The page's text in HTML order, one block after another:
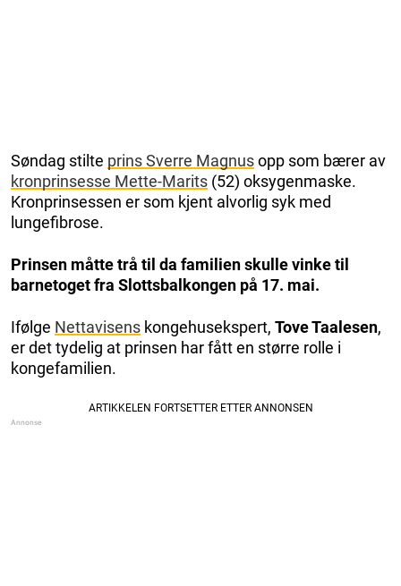
Søndag stilte prins Sverre Magnusopp som bærer av
kronprinsesse Mette-Marits (52) oksygenmaske.
Kronprinsessen er som kjent alvorlig syk med
lungefibrose.
Prinsen måtte trå til da familien skulle vinke til
barnetoget fra Slottsbalkongen på 17. mai.
Ifølge Nettavisens kongehusekspert, Tove Taalesen,
er det tydelig at prinsen har fått en større rolle i
kongefamilien.